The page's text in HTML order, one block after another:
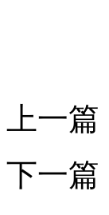
上一篇
下一篇